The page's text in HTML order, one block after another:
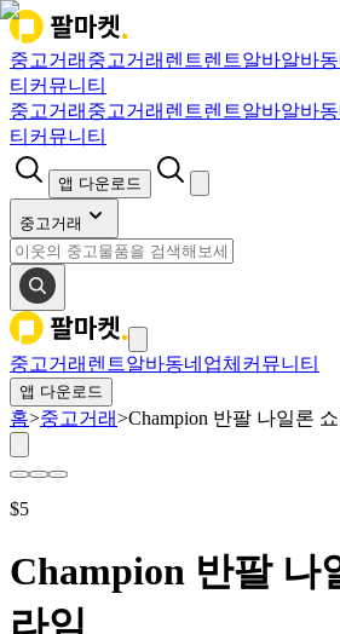
중고거래 중고거래 렌트렌트알바알바
티 커뮤니티
중고거래 중고거래 렌트렌트알바알바
티 커뮤니티
앱 다운로드
중고거래
중고거래 렌트알바동네업체 커뮤니티
앱 다운로드
홈>중고거래>Champion 반팔 나일론
$5
Champion 반팔 나
라임